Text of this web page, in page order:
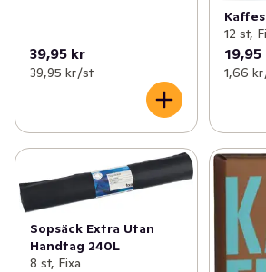
39,95 kr
39,95 kr /st
12 st,
19,95
1,66
Sopsäck Extra Utan
Handtag 240L
8 st, Fixa